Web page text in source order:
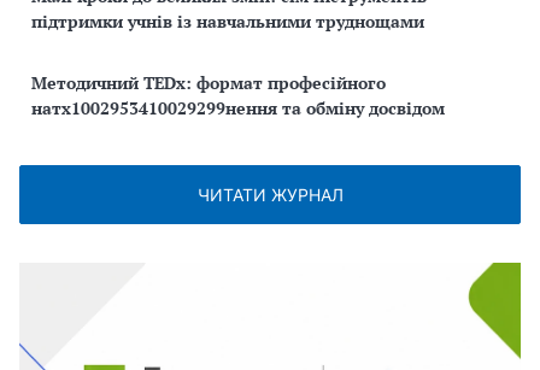
підтримки учнів із навчальними труднощами
Методичний TEDx: формат професійного
натх1002953410029299нення та обміну досвідом
ЧИТАТИ ЖУРНАЛ